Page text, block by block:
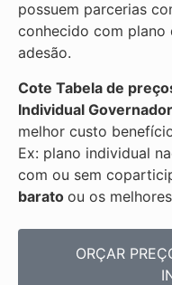
possuem parcerias
conhecido com plano
adesão.
Cote Tabela de
Individual
melhor custo
Ex: plano individual
com ou sem
barato ou os
ORÇAR